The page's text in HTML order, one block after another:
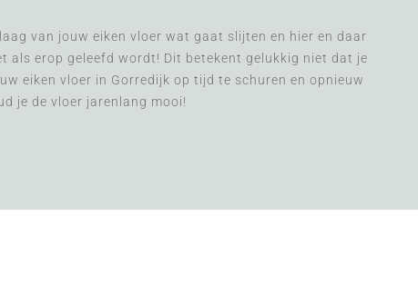
van jouw eiken vloer wat gaat slijten en hier en daar
als erop geleefd wordt! Dit betekent gelukkig niet dat je
eiken vloer in Gorredijk op tijd te schuren en opnieuw
je de vloer jarenlang mooi!